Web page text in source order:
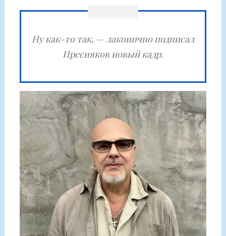
Ну как-то так, — лаконично подписал
Пресняков новый кадр.